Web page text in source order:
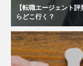
【転職エージェント
らどこ行く？